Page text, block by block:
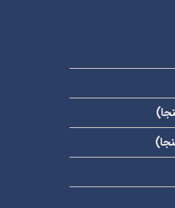
)
)